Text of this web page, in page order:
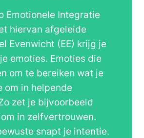
Emotionele Integratie
hiervan afgeleide
Evenwicht (EE) krijg je
emoties. Emoties die
om te bereiken wat je
om in helpende
zet je bijvoorbeeld
in zelfvertrouwen.
snapt je intentie.